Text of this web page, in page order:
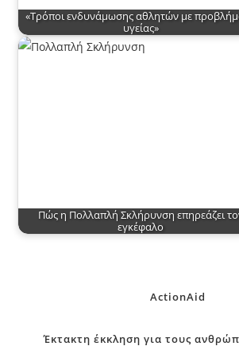
«Τρόποι ενδυνάμωσης αθλητών με
υγείας»
Πώς η Πολλαπλή Σκλήρυνση επηρεάζει
εγκέφαλο
ActionAid
Έκτακτη έκκληση για τους